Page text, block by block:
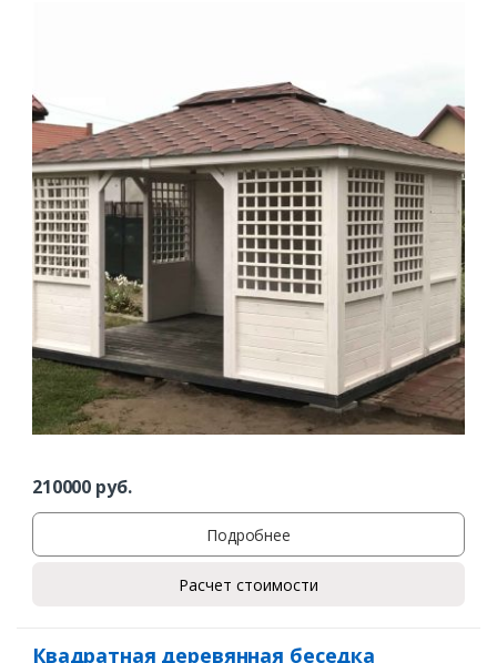
210000 руб.
Подробнее
Расчет стоимости
Квадратная деревянная беседка